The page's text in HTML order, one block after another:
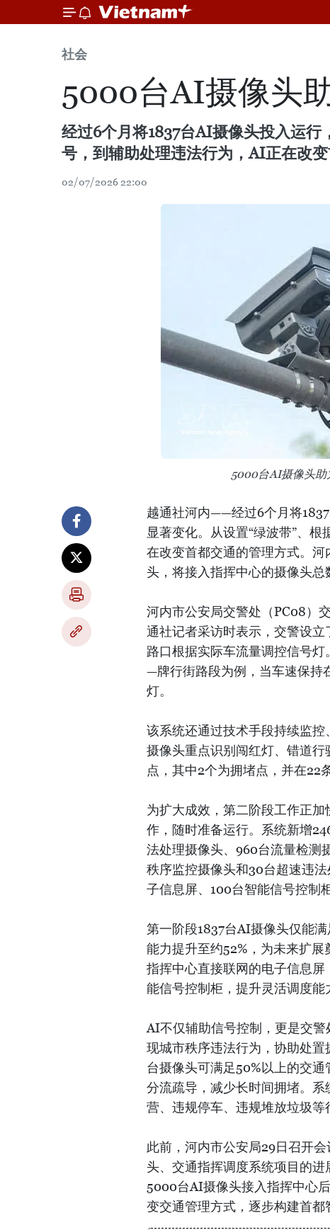
社会
5000台AI摄像头
经过6个月将1837台AI摄像头投入运行
号，到辅助处理违法行为，AI正在改变
02/07/2026 22:00
5000台AI摄像头助
越通社河内——经过6个月将
显著变化。从设置“绿波带”、
在改变首都交通的管理方式。
头，将接入指挥中心的摄像头总
河内市公安局交警处（PC08）
通社记者采访时表示，交警设立
路口根据实际车流量调控信号
—牌行街路段为例，当车速保持
灯。
该系统还通过技术手段持续监控
摄像头重点识别闯红灯、错道
点，其中2个为拥堵点，并在22
为扩大成效，第二阶段工作正
作，随时准备运行。系统新增
法处理摄像头、960台流量检测
秩序监控摄像头和30台超速违
子信息屏、100台智能信号控制
第一阶段1837台AI摄像头仅能
能力提升至约52%，为未来扩
指挥中心直接联网的电子信息
能信号控制柜，提升灵活调度能
AI不仅辅助信号控制，更是交警
现城市秩序违法行为，协助处
台摄像头可满足50%以上的交
分流疏导，减少长时间拥堵。
营、违规停车、违规堆放垃圾等
此前，河内市公安局29日召开
头、交通指挥调度系统项目的
5000台AI摄像头接入指挥中心
变交通管理方式，逐步构建首都